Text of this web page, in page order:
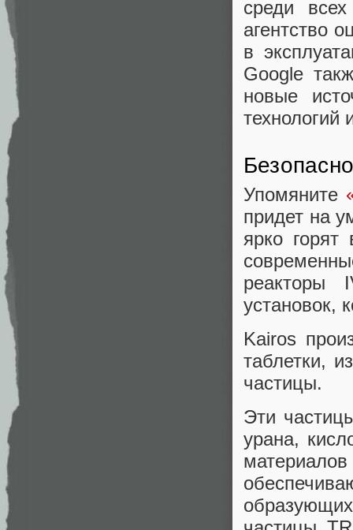
среди
агентство
в
Google
новые
технологий
Упомяните
придет на
ярко
реакторы
установок,
Kairos
таблетки,
частицы.
Эти
урана,